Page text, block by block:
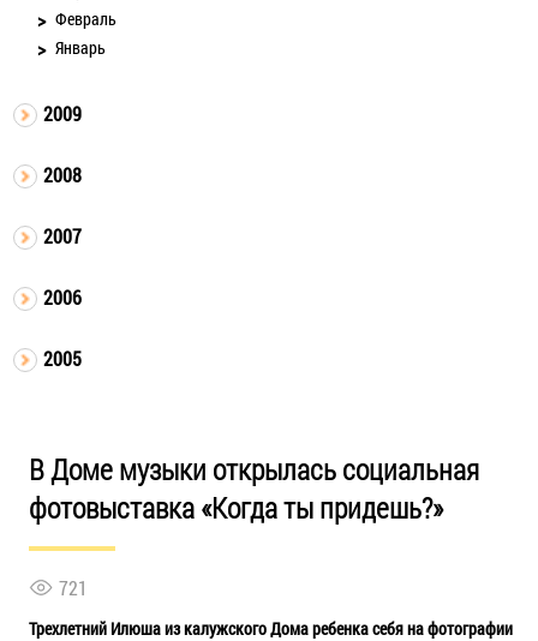
Февраль
Январь
2009
2008
2007
2006
2005
В Доме музыки открылась социальная
фотовыставка «Когда ты придешь?»
721
Трехлетний Илюша из калужского Дома ребенка себя на фотографии